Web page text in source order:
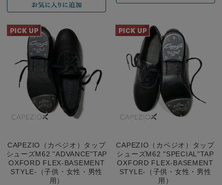
CAPEZIO（カペジオ）タップ
シューズM62 "ADVANCE"TAP
OXFORD FLEX-BASEMENT
STYLE-（子供・女性・男性
用）
CAPEZIO（カペジオ）タップ
シューズM62 "SPECIAL"TAP
OXFORD FLEX-BASEMENT
STYLE-（子供・女性・男性
用）